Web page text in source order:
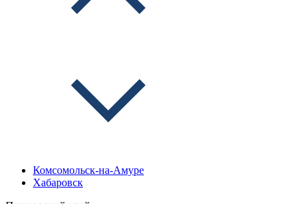
Комсомольск-на-Амуре
Хабаровск